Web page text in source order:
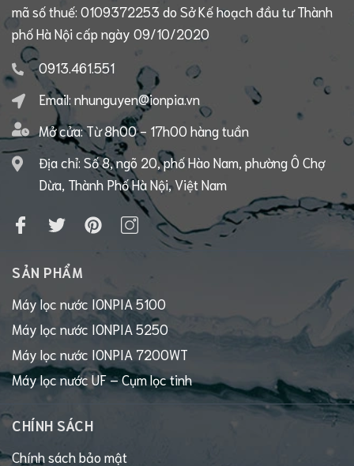
mã số thuế: 0109372253 do Sở Kế hoạch đầu tư Thành
phố Hà Nội cấp ngày 09/10/2020
0913.461.551
Email: nhunguyen@ionpia.vn
Mở cửa:Từ 8h00 - 17h00 hàng tuần
Địa chỉ: Số 8, ngõ 20, phố Hào Nam, phường Ô Chợ
Dừa, Thành Phố Hà Nội, Việt Nam
SẢN PHẨM
Máy lọc nước IONPIA 5100
Máy lọc nước IONPIA 5250
Máy lọc nước IONPIA 7200WT
Máy lọc nước UF – Cụm lọc tinh
CHÍNH SÁCH
Chính sách bảo mật